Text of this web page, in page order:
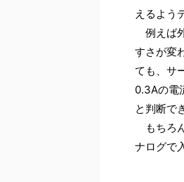
えるよう
例えば
すさが変
ても、サ
0.3Aの電
と判断で
もちろ
ナログで